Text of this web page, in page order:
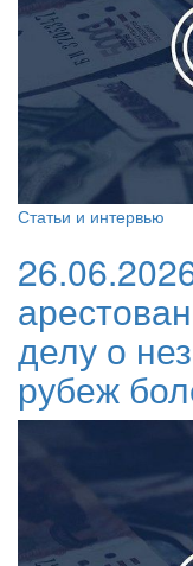
Статьи и интервью
делу о
рубеж